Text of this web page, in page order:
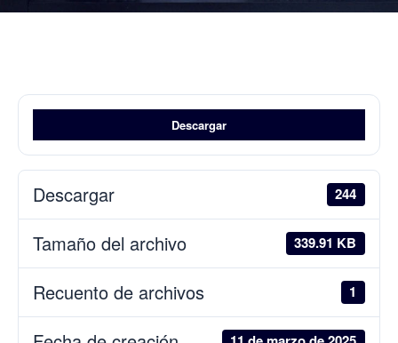
Descargar
Descargar 244
Tamaño del archivo 339.91 KB
Recuento de archivos 1